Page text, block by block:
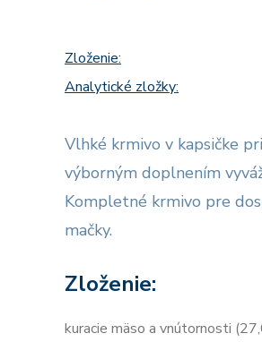
Zloženie:
Analytické zložky:
Vlhké krmivo v kapsičke
výborným doplnením
Kompletné krmivo pre
mačky.
Zloženie:
kuracie mäso a vnútornosti